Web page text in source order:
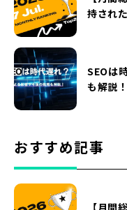
持され
SEOは
も解説！
おすすめ記事
【月間